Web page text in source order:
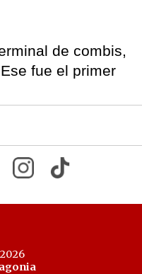
de combis,
fue el primer